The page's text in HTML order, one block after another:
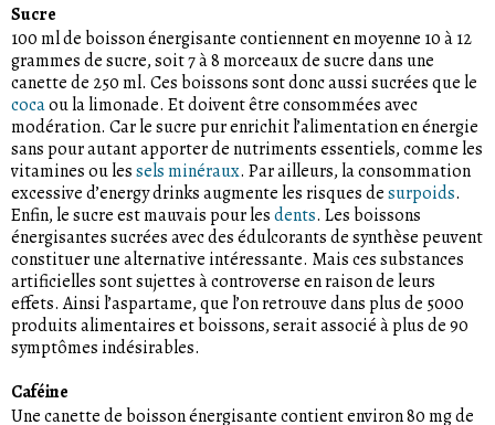
Sucre
100 ml de boisson énergisante contiennent en moyenne 10 à 12
grammes de sucre, soit 7 à 8 morceaux de sucre dans une
canette de 250 ml. Ces boissons sont donc aussi sucrées que le
cocaou la limonade. Et doivent être consommées avec
modération. Car le sucre pur enrichit l’alimentation en énergie
sans pour autant apporter de nutriments essentiels, comme les
vitamines ou lessels minéraux. Par ailleurs, la consommation
excessive d’energy drinks augmente les risques desurpoids.
Enfin, le sucre est mauvais pour lesdents. Les boissons
énergisantes sucrées avec des édulcorants de synthèse peuvent
constituer une alternative intéressante. Mais ces substances
artificielles sont sujettes à controverse en raison de leurs
effets. Ainsi l’aspartame, que l’on retrouve dans plus de 5000
produits alimentaires et boissons, serait associé à plus de 90
symptômes indésirables.
Caféine
Une canette de boisson énergisante contient environ 80 mg de